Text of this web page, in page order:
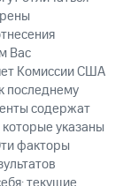
Вас
Комиссии США
последнему
содержат
указаны
факторы